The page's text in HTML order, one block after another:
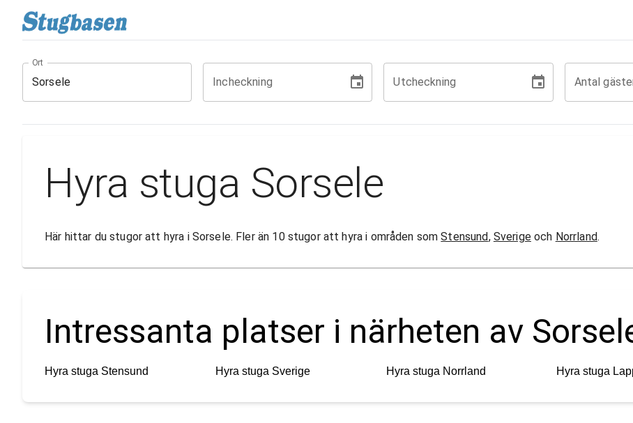
Ort
Incheckning Utcheckning Antal
Hyra stuga Sorsele
Här hittar du stugor att hyra i Sorsele. Fler än 10 stugor att hyra i områden somStensund, Sverigeoch Norrland.
Intressanta platser i närheten av
Hyra stuga Stensund Hyra stuga Sverige Hyra stuga Norrland Hyra stuga